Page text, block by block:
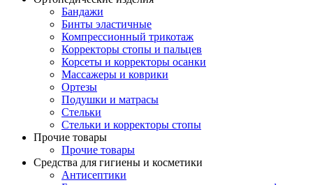
Бандажи
Бинты эластичные
Компрессионный трикотаж
Корректоры стопы и пальцев
Корсеты и корректоры осанки
Массажеры и коврики
Ортезы
Подушки и матрасы
Стельки
Стельки и корректоры стопы
Прочие товары
Прочие товары
Средства для гигиены и косметики
Антисептики